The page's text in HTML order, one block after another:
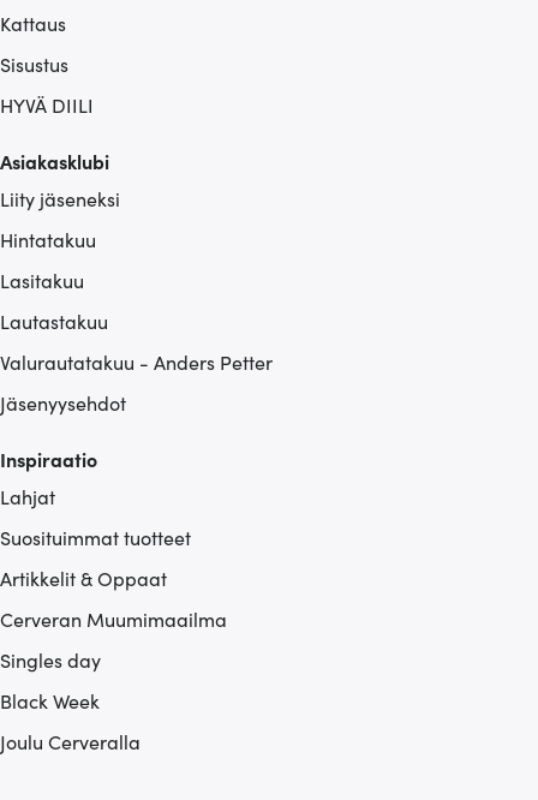
Kattaus
Sisustus
HYVÄ DIILI
Asiakasklubi
Liity jäseneksi
Hintatakuu
Lasitakuu
Lautastakuu
Valurautatakuu - Anders Petter
Jäsenyysehdot
Inspiraatio
Lahjat
Suosituimmat tuotteet
Artikkelit & Oppaat
Cerveran Muumimaailma
Singles day
Black Week
Joulu Cerveralla